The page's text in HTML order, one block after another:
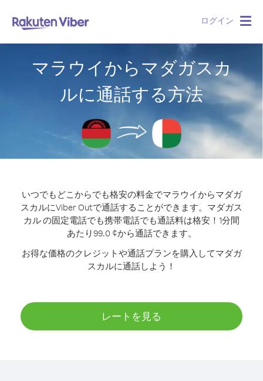
ログイン
マラウイからマダガスカ
ルに通話する方法
いつでもどこからでも格安の料金でマラウイからマダガ
スカルにViber Outで通話することができます。 マダガス
カル の固定電話でも携帯電話でも通話料は格安！1分間
あたり99.0 ¢から通話できます。
お得な価格のクレジットや通話プランを購入してマダガ
スカルに通話しよう！
レートを見る